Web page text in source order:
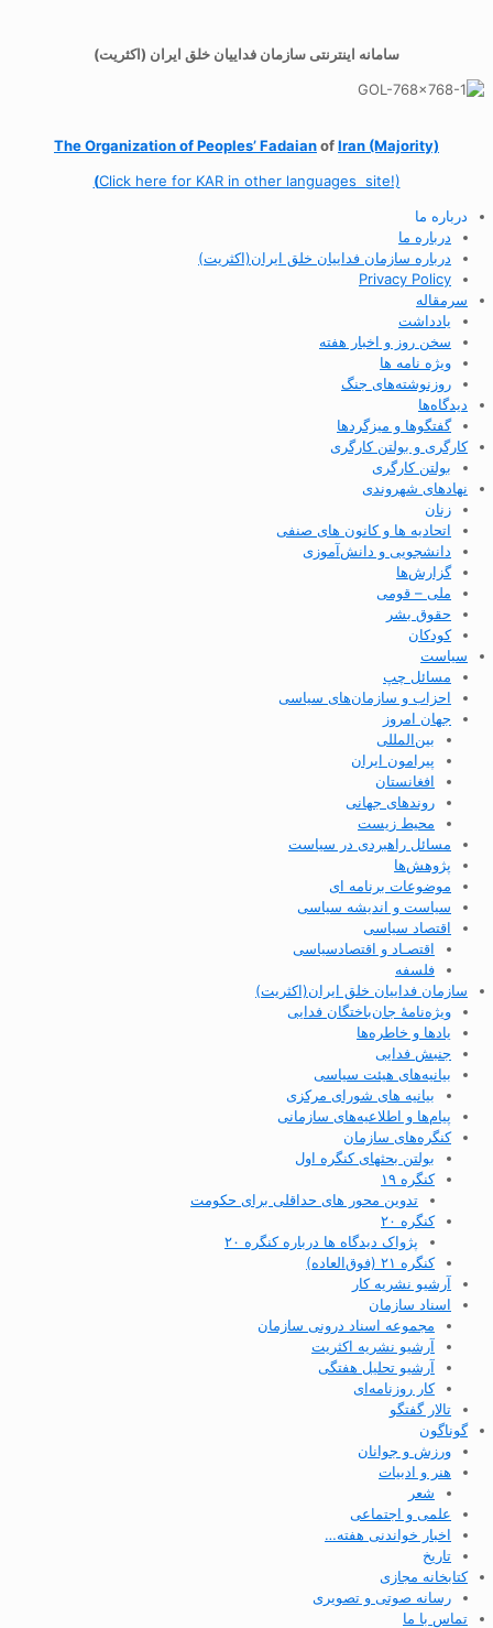
سامانه اینترنتی سازمان فداییان خلق ایران (اکثریت)
The Organization ofPeoples’ FadaianofIran (Majority)
(Click here for KAR in other languages site!)
درباره ما
درباره ما
درباره سازمان فداییان خلق ایران(اکثریت)
Privacy Policy
سرمقاله
یادداشت
سخن روز و اخبار هفته
ویژه نامه ها
روزنوشته‌های جنگ
دیدگاه‌ها
گفتگوها و میزگردها
کارگری و بولتن کارگری
بولتن کارگری
نهادهای شهروندی
زنان
اتحادیه ها و کانون های صنفی
دانشجویی و دانش‌آموزی
گزارش‌ها
ملی – قومی
حقوق بشر
کودکان
سیاست
مسائل چپ
احزاب و سازمان‌های سیاسی
جهان امروز
بین‌المللی
پیرامون ایران
افغانستان
روندهای جهانی
محیط زیست
مسائل راهبردی در سیاست
پژوهش‌ها
موضوعات برنامه ای
سیاست و اندیشه سیاسی
اقتصاد سیاسی
اقتصـاد و اقتصاد‌سیاسی
فلسفه
سازمان فداییان خلق ایران(اکثریت)
ویژه‌نامهٔ جان‌باختگان فدایی
یادها و خاطره‌ها
جنبش فدایی
بیانیه‌های هیئت سیاسی
بیانیه های شورای مرکزی
پیام‌ها و اطلاعیه‌های سازمانی
کنگره‌های سازمان
بولتن بحثهای کنگره اول
کنگره ۱۹
تدوین محور های حداقلی برای حکومت
کنگره ۲۰
پژواک دیدگاه ها درباره کنگره ۲۰
کنگره ۲۱ (فوق‌العاده)
آرشیو نشریه کار
اسناد سازمان
مجموعه اسناد درونی سازمان
آرشیو نشریه اکثریت
آرشیو تحلیل هفتگی
کار روزنامه‌ای
تالار گفتگو
گوناگون
ورزش و جوانان
هنر و ادبیات
شعر
علمی و اجتماعی
اخبار خواندنی هفته…
تاریخ
کتابخانه مجازی
رسانه صوتی و تصویری
تماس با ما